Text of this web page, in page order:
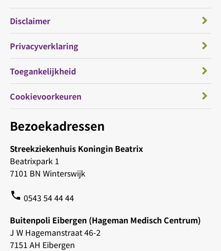
Bezoekadressen
Streekziekenhuis Koningin Beatrix
Beatrixpark 1
7101 BN Winterswijk
phone 0543 54 44 44
Buitenpoli Eibergen (Hageman Medisch Centrum)
J W Hagemanstraat 46-2
7151 AH Eibergen
Disclaimer
Privacyverklaring
Toegankelijkheid
Cookievoorkeuren